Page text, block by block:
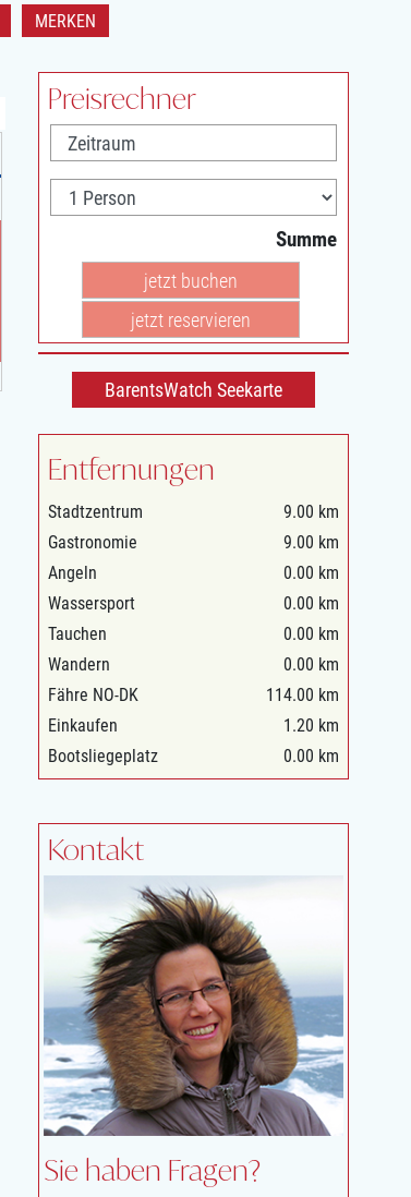
MERKEN
Preisrechner
Summe
jetzt buchen
jetzt reservieren
BarentsWatch Seekarte
Entfernungen
Stadtzentrum
9.00 km
Gastronomie
9.00 km
Angeln
0.00 km
Wassersport
0.00 km
Tauchen
0.00 km
Wandern
0.00 km
Fähre NO-DK
114.00 km
Einkaufen
1.20 km
Bootsliegeplatz
0.00 km
Kontakt
Sie haben Fragen?